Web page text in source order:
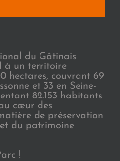
du Gâtinais
à un territoire
hectares, couvrant 69
et 33 en Seine-
82.153 habitants
cœur des
de préservation
et du patrimoine
!